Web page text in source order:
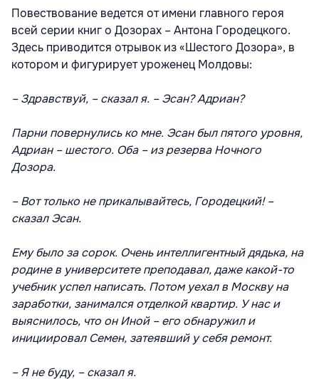
Повествование ведется от имени главного героя
всей серии книг о Дозорах – Антона Городецкого.
Здесь приводится отрывок из «Шестого Дозора», в
котором и фигурирует уроженец Молдовы:
– Здравствуй, – сказал я. – Эсан? Адриан?
Парни повернулись ко мне. Эсан был пятого уровня,
Адриан – шестого. Оба – из резерва Ночного
Дозора.
– Вот только не прикалывайтесь, Городецкий! –
сказал Эсан.
Ему было за сорок. Очень интеллигентный дядька, на
родине в университете преподавал, даже какой-то
учебник успел написать. Потом уехал в Москву на
заработки, занимался отделкой квартир. У нас и
выяснилось, что он Иной – его обнаружил и
инициировал Семен, затеявший у себя ремонт.
– Я не буду, – сказал я.